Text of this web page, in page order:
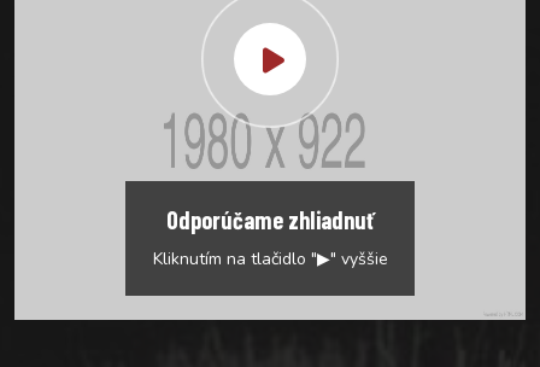
Odporúčame zhliadnuť
Kliknutím na tlačidlo "▶" vyššie